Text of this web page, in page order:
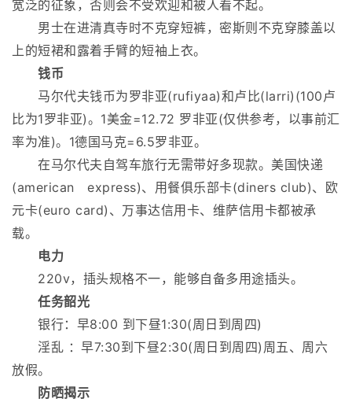
宽泛的征象，否则会不受欢迎和被人看不起。
男士在进清真寺时不克穿短裤，密斯则不克穿膝盖以
上的短裙和露着手臂的短袖上衣。
钱币
马尔代夫钱币为罗非亚(rufiyaa)和卢比(larri)(100卢
比为1罗非亚)。1美金=12.72 罗非亚(仅供参考，以事前汇
率为准)。1德国马克=6.5罗非亚。
在马尔代夫自驾车旅行无需带好多现款。美国快递
(american express)、用餐俱乐部卡(diners club)、欧
元卡(euro card)、万事达信用卡、维萨信用卡都被承
载。
电力
220v，插头规格不一，能够自备多用途插头。
任务韶光
银行：早8:00 到下昼1:30(周日到周四)
淫乱 ：早7:30到下昼2:30(周日到周四)周五、周六
放假。
防晒揭示